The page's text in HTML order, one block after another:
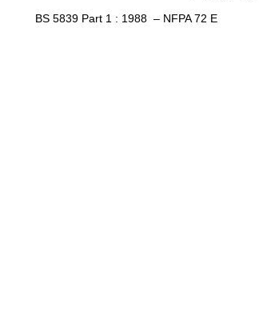
BS 5839 Part 1 : 1988 – NFPA 72 E